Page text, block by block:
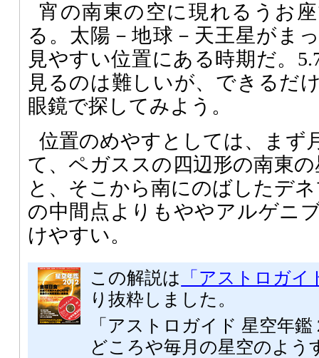
宵の南東の空に現れるうお
る。太陽－地球－天王星がま
見やすい位置にある時期だ。
見るのは難しいが、できるだ
眼鏡で探してみよう。
位置のめやすとしては、まず
て、ペガススの四辺形の南東
と、そこから南にのばしたデ
の中間点よりもややアルゲニ
けやすい。
この解説は
「アストロガイ
り抜粋しました。
「アストロガイド 星空年
どころや毎月の星空のよう